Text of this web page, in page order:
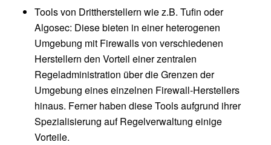
Tools von Drittherstellern wie z.B. Tufin oder
Algosec: Diese bieten in einer heterogenen
Umgebung mit Firewalls von verschiedenen
Herstellern den Vorteil einer zentralen
Regeladministration über die Grenzen der
Umgebung eines einzelnen Firewall-Herstellers
hinaus. Ferner haben diese Tools aufgrund ihrer
Spezialisierung auf Regelverwaltung einige
Vorteile.